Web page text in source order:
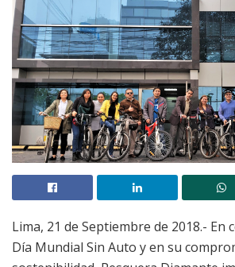
Lima, 21 de Septiembre de 2018.- En
Día Mundial Sin Auto y en su